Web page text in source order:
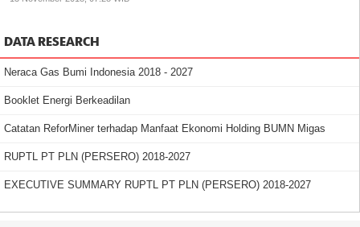
DATA RESEARCH
Neraca Gas Bumi Indonesia 2018 - 2027
Booklet Energi Berkeadilan
Catatan ReforMiner terhadap Manfaat Ekonomi Holding BUMN Migas
RUPTL PT PLN (PERSERO) 2018-2027
EXECUTIVE SUMMARY RUPTL PT PLN (PERSERO) 2018-2027